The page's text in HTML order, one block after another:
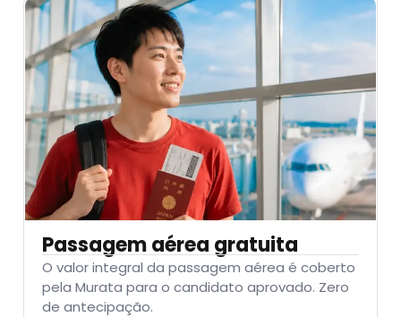
Passagem aérea gratuita
O valor integral da passagem aérea é coberto
pela Murata para o candidato aprovado. Zero
de antecipação.